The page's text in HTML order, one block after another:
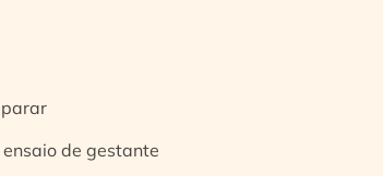
de gestante